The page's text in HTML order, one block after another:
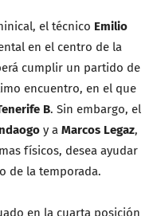
el técnico Emilio
en el centro de la
cumplir un partido de
encuentro, en el que
B. Sin embargo, el
y a Marcos Legaz,
físicos, desea ayudar
de la temporada.
en la cuarta posición